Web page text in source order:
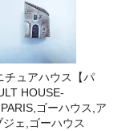
チュアハウス【パ
HOUSE-
ゴーハウス,ア
ジェ,ゴーハウス